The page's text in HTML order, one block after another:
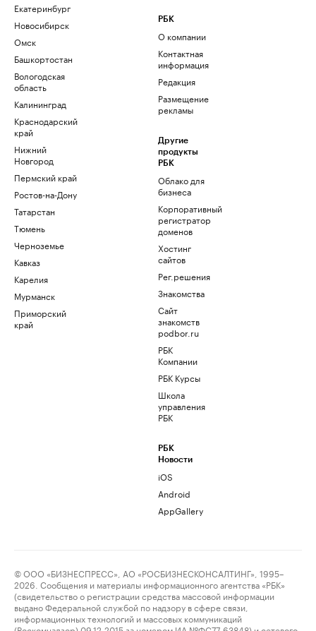
Екатеринбург
Новосибирск
Омск
Башкортостан
Вологодская
область
Калининград
Краснодарский
край
Нижний
Новгород
Пермский край
Ростов-на-Дону
Татарстан
Тюмень
Черноземье
Кавказ
Карелия
Мурманск
Приморский
край
РБК
О компании
Контактная
информация
Редакция
Размещение
рекламы
Другие
продукты
РБК
Облако для
бизнеса
Корпоративный
регистратор
доменов
Хостинг
сайтов
Рег.решения
Знакомства
Сайт
знакомств
podbor.ru
РБК
Компании
РБК Курсы
Школа
управления
РБК
РБК
Новости
iOS
Android
AppGallery
© ООО «БИЗНЕСПРЕСС», АО «РОСБИЗНЕСКОНСАЛТИНГ», 1995–
2026. Сообщения и материалы информационного агентства «РБК»
(свидетельство о регистрации средства массовой информации
выдано Федеральной службой по надзору в сфере связи,
информационных технологий и массовых коммуникаций